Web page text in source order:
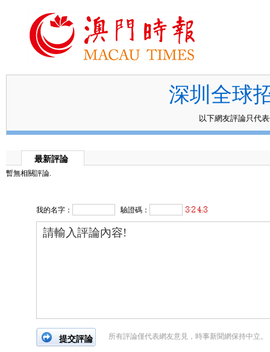
深圳全球
以下網友評論只代
最新評論
暫無相關評論.
我的名字： 驗證碼：
所有評論僅代表網友意見，時事新聞網保持中立。